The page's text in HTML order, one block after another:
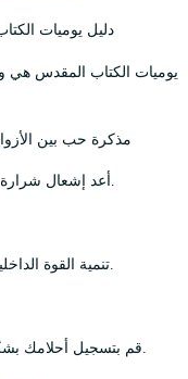
دليل يوميات
يوميات الكتاب المقدس هي
مذكرة حب بين
أعد إشعال شرارة علاقتك، وعمق الاتصال، وتعزيز الرابطة.